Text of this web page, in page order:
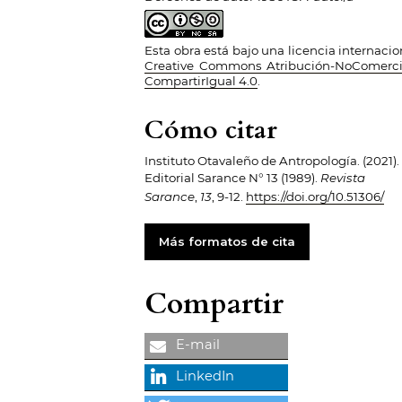
Esta obra está bajo una licencia
Creative Commons Atribución-
CompartirIgual 4.0
Cómo citar
Instituto Otavaleño de Antropología. (2021).
Editorial Sarance N° 13 (1989). Revista
Sarance 13 , 9-12. https://doi.org/10.51306/
Más formatos de cita
Compartir